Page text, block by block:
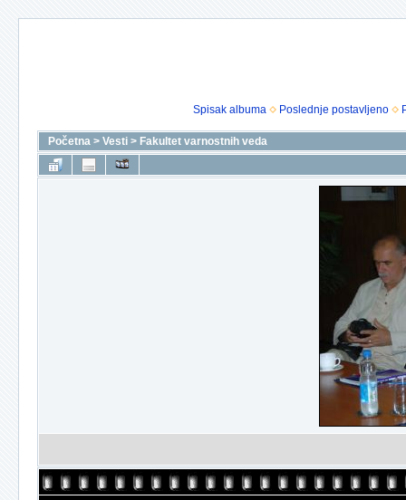
Spisak albuma Poslednje postavljeno
Početna > Vesti > Fakultet varnostnih veda